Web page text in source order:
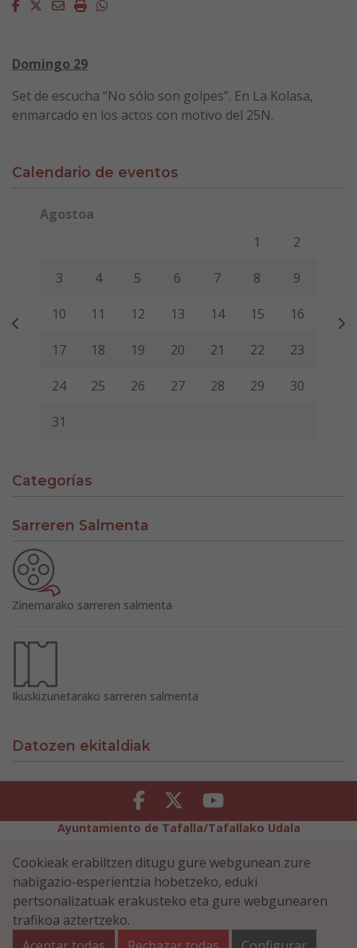
Facebook
Twitter
EmailImprimirWhatsapp
Domingo 29
Set de escucha “No sólo son golpes”. En La Kolasa,
enmarcado en los actos con motivo del 25N.
Calendario de eventos
Agostoa
Viernes Sábado
1 2
3 4 5 6 7 8 9
10 11 12 13 14 15 16
17 18 19 20 21 22 23
24 25 26 27 28 29 30
31
Categorías
Sarreren Salmenta
Zinemarako sarreren salmenta
Ikuskizunetarako sarreren salmenta
Datozen ekitaldiak
Facebook Twitter Youtube
Ayuntamiento de Tafalla/Tafallako Udala
Erabilerreztasuna
Cookiei buruzko politika
Informazioaren Segurtasun-Politika
Plaza Navarra 5 - 31300 Tafalla (NAVARRA)
948 70 18 11
ayuntamiento@tafalla.es
Cookieak erabiltzen ditugu gure webgunean zure
nabigazio-esperientzia hobetzeko, eduki
pertsonalizatuak erakusteko eta gure webgunearen
trafikoa aztertzeko.